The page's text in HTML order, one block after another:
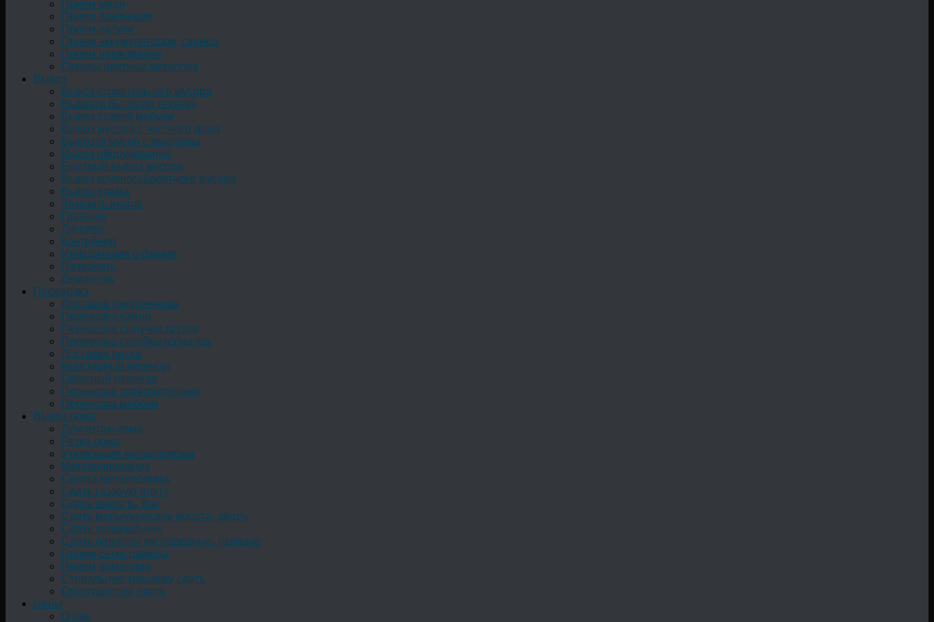
Прием меди
Прием алюминия
Прием латуни
Прием аккумуляторов, свинца
Прием нержавейки
Отходы цветных металлов
Вывоз
Вывоз строительного мусора
Вывезти бытовую технику
Вывоз старой мебели
Вывоз мусора с частного дома
Вывезти мусор с квартиры
Вывоз оборудования
Быстрый вывоз мусора
Вывоз крупногабаритного мусора
Вывоз хлама
Заказать вывоз
Грузчики
Договор
Контейнер
Информация о фирме
Позвонить
Демонтаж
Перевозка
Доставка ракушечника
Перевозка камня
Перевозка сыпучих грузов
Перевозка стройматериалов
Доставка песка
Квартирный переезд
Офисный переезд
Перевозка электротехники
Перевозка мебели
Вывоз лома
Демонтаж лома
Резка лома
Утилизация металлолома
Металоприемник
Скупка металлолома
Сдать газовую плиту
Сдать емкость, бак
Cдать металлические ворота, дверь
Сдать холодильник
Сдать баллоны кислородные, газовые
Прием сетки рабицы
Прием арматуры
Стиральную машинку сдать
Огнетушители сдать
Цены
О нас